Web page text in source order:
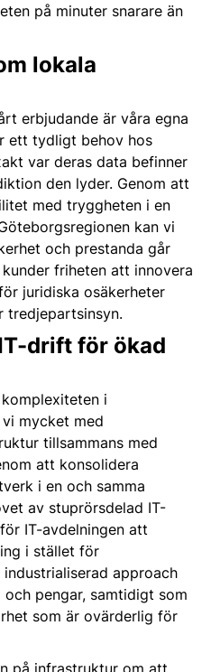
på minuter snarare än
lokala
erbjudande är våra egna
ett tydligt behov hos
var deras data befinner
den lyder. Genom att
med tryggheten i en
kan vi
och prestanda går
friheten att innovera
juridiska osäkerheter
tredjepartsinsyn.
drift för ökad
i
mycket med
tillsammans med
att konsolidera
i en och samma
av stuprörsdelad IT-
IT-avdelningen att
i stället för
approach
pengar, samtidigt som
som är ovärderlig för